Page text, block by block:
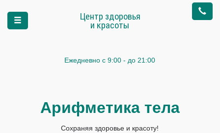
Центр здоровья
и красоты
Арифметика тела
Сохраняя здоровье и красоту!
Ежедневно с 9:00 - до 21:00